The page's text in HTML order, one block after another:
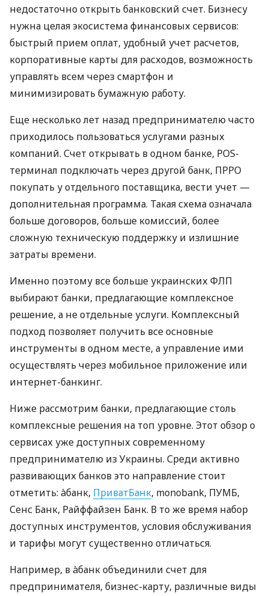
недостаточно открыть банковский счет. Бизнесу
нужна целая экосистема финансовых сервисов:
быстрый прием оплат, удобный учет расчетов,
корпоративные карты для расходов, возможность
управлять всем через смартфон и
минимизировать бумажную работу.
Еще несколько лет назад предпринимателю часто
приходилось пользоваться услугами разных
компаний. Счет открывать в одном банке, POS-
терминал подключать через другой банк, ПРРО
покупать у отдельного поставщика, вести учет —
дополнительная программа. Такая схема означала
больше договоров, больше комиссий, более
сложную техническую поддержку и излишние
затраты времени.
Именно поэтому все больше украинских ФЛП
выбирают банки, предлагающие комплексное
решение, а не отдельные услуги. Комплексный
подход позволяет получить все основные
инструменты в одном месте, а управление ими
осуществлять через мобильное приложение или
интернет-банкинг.
Ниже рассмотрим банки, предлагающие столь
комплексные решения на топ уровне. Этот обзор о
сервисах уже доступных современному
предпринимателю из Украины. Среди активно
развивающих банков это направление стоит
отметить: àбанк, ПриватБанк, monobank, ПУМБ,
Сенс Банк, Райффайзен Банк. В то же время набор
доступных инструментов, условия обслуживания
и тарифы могут существенно отличаться.
Например, в àбанк объединили счет для
предпринимателя, бизнес-карту, различные виды